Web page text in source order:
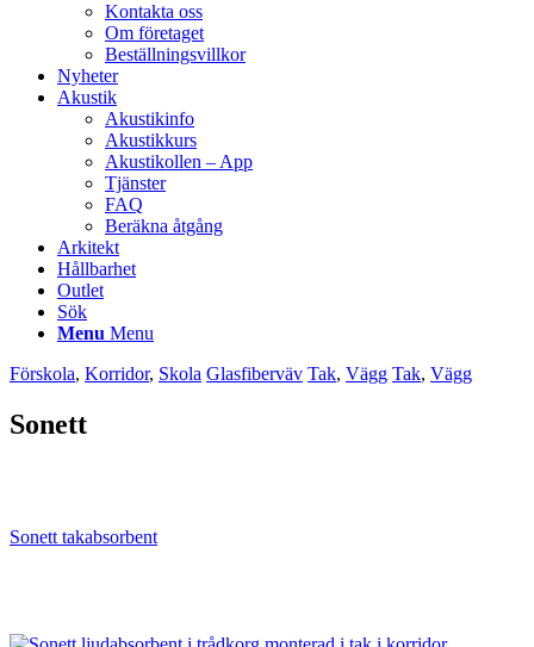
Kontakta oss
Om företaget
Beställningsvillkor
Nyheter
Akustik
Akustikinfo
Akustikkurs
Akustikollen – App
Tjänster
FAQ
Beräkna åtgång
Arkitekt
Hållbarhet
Outlet
Sök
Menu Menu
Förskola, Korridor, Skola Glasfiberväv Tak, Vägg Tak, Vägg
Sonett
Sonett takabsorbent